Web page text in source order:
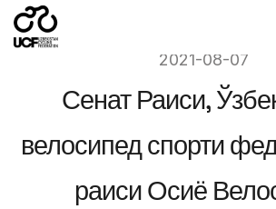
2021-08-07
Сенат Раиси,
велосипед спорти
раиси Осиё